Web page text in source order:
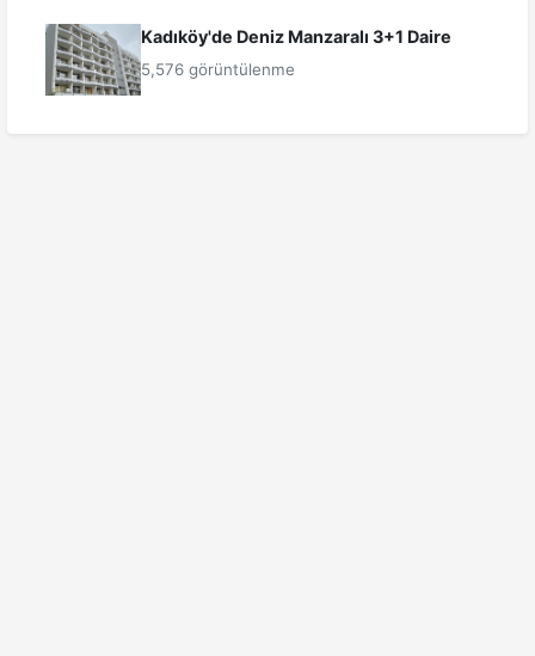
Kadıköy'de Deniz Manzaralı 3+1 Daire
5,576 görüntülenme